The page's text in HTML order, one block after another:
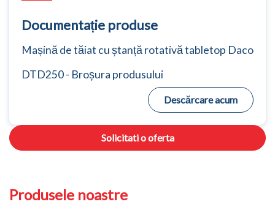
Documentație produse
Mașină de tăiat cu ștanță rotativă tabletop Daco
DTD250 - Broșura produsului
Descărcare acum
Solicitati o oferta
Produsele noastre